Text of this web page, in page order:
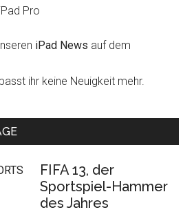
Pro
iPad News auf dem
ihr keine Neuigkeit mehr.
FIFA 13, der
Sportspiel-Hammer
des Jahres